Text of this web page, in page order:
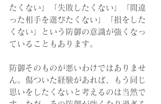
たくない」「失敗したくない」「間違
った相手を選びたくない」「損をした
くない」という防御の意識が強くなっ
ていることもあります。
防御そのものが悪いわけではありませ
ん。傷ついた経験があれば、もう同じ
思いをしたくないと考えるのは当然で